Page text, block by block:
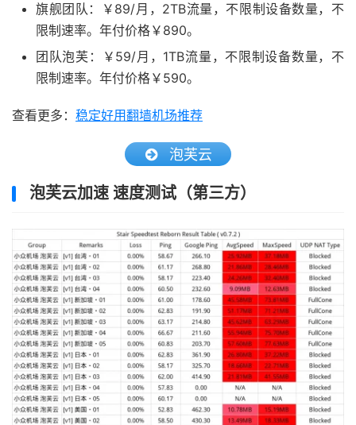
旗舰团队：￥89/月，2TB流量，不限制设备数量，不
限制速率。年付价格￥890。
团队泡芙：￥59/月，1TB流量，不限制设备数量，不
限制速率。年付价格￥590。
查看更多： 稳定好用翻墙机场推荐
泡芙云
泡芙云加速 速度测试（第三方）